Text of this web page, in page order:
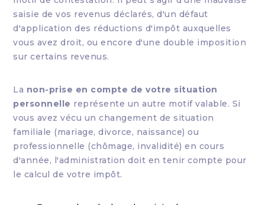
saisie de vos revenus déclarés, d'un défaut
d'application des réductions d'impôt auxquelles
vous avez droit, ou encore d'une double imposition
sur certains revenus.
La non-prise en compte de votre situation
personnelle représente un autre motif valable. Si
vous avez vécu un changement de situation
familiale (mariage, divorce, naissance) ou
professionnelle (chômage, invalidité) en cours
d'année, l'administration doit en tenir compte pour
le calcul de votre impôt.